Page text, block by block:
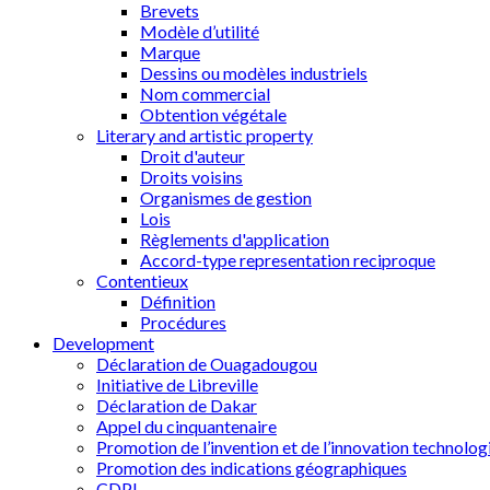
Brevets
Modèle d’utilité
Marque
Dessins ou modèles industriels
Nom commercial
Obtention végétale
Literary and artistic property
Droit d'auteur
Droits voisins
Organismes de gestion
Lois
Règlements d'application
Accord-type representation reciproque
Contentieux
Définition
Procédures
Development
Déclaration de Ouagadougou
Initiative de Libreville
Déclaration de Dakar
Appel du cinquantenaire
Promotion de l’invention et de l’innovation
Promotion des indications géographiques